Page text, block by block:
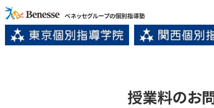
ベネッセグループの個別指導塾
授業料のお